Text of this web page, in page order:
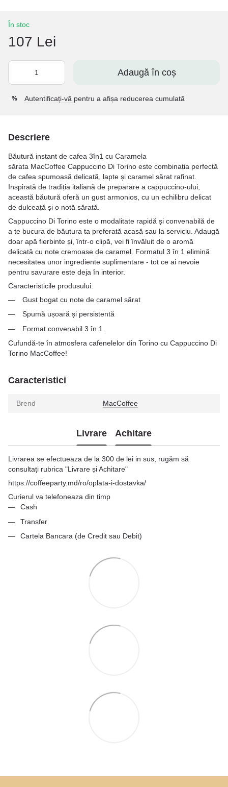
În stoc
107 Lei
Adaugă în coș
% Autentificați-vă pentru a afișa reducerea cumulată
Descriere
Băutură instant de cafea 3în1 cu Сaramela
sărata MacCoffee Cappuccino Di Torino este combinația perfectă
de cafea spumoasă delicată, lapte și caramel sărat rafinat.
Inspirată de tradiția italiană de preparare a cappuccino-ului,
această băutură oferă un gust armonios, cu un echilibru delicat
de dulceață și o notă sărată.
Cappuccino Di Torino este o modalitate rapidă și convenabilă de
a te bucura de băutura ta preferată acasă sau la serviciu. Adaugă
doar apă fierbinte și, într-o clipă, vei fi învăluit de o aromă
delicată cu note cremoase de caramel. Formatul 3 în 1 elimină
necesitatea unor ingrediente suplimentare - tot ce ai nevoie
pentru savurare este deja în interior.
Caracteristicile produsului:
Gust bogat cu note de caramel sărat
Spumă ușoară și persistentă
Format convenabil 3 în 1
Cufundă-te în atmosfera cafenelelor din Torino cu Cappuccino Di
Torino MacCoffee!
Caracteristici
Brend MacCoffee
Livrare Achitare
Livrarea se efectueaza de la 300 de lei in sus, rugăm să
consultați rubrica "Livrare și Achitare"
https://coffeeparty.md/ro/oplata-i-dostavka/
Curierul va telefoneaza din timp
Cash
Transfer
Cartela Bancara (de Credit sau Debit)